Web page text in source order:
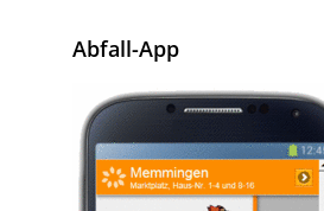
Abfall-App